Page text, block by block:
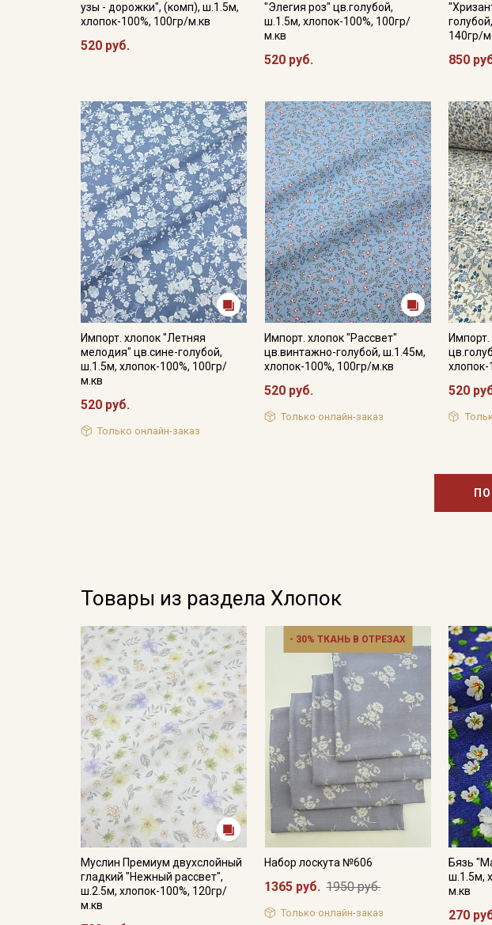
узы - дорожки", (комп), ш.1.5м,
хлопок-100%, 100гр/м.кв
520 руб.
"Элегия роз" цв.голубой,
ш.1.5м, хлопок-100%, 100гр/
м.кв
520 руб.
140гр/
850
Импорт. хлопок "Летняя
мелодия" цв.сине-голубой,
ш.1.5м, хлопок-100%, 100гр/
м.кв
520 руб.
Только онлайн-заказ
Импорт. хлопок "Рассвет"
цв.винтажно-голубой, ш.1.45м,
хлопок-100%, 100гр/м.кв
520 руб.
Только онлайн-заказ
хлопок-
520
Товары из раздела Хлопок
Муслин Премиум двухслойный
гладкий "Нежный рассвет",
ш.2.5м, хлопок-100%, 120гр/
м.кв
- 30% ТКАНЬ В ОТРЕЗАХ
Набор лоскута №606
1365 руб. 1950 руб.
Только онлайн-заказ
Бязь
ш.1.5м,
м.кв
270
Даю
Согласие на
информационных